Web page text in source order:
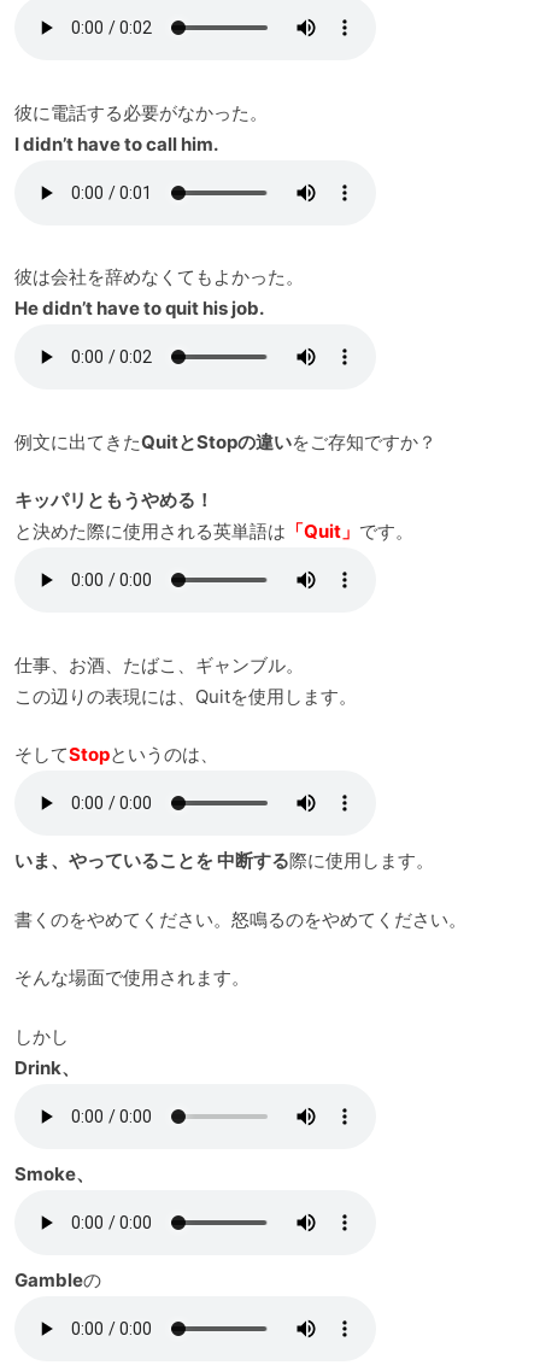
彼に電話する必要がなかった。
I didn’t have to call him.
彼は会社を辞めなくてもよかった。
He didn’t have to quit his job.
例文に出てきたQuitとStopの違いをご存知ですか？
キッパリともうやめる！
と決めた際に使用される英単語は 「Quit」 です。
仕事、お酒、たばこ、ギャンブル。
この辺りの表現には、Quitを使用します。
そしてStopというのは、
いま、やっていることを 中断する際に使用します。
書くのをやめてください。怒鳴るのをやめてください。
そんな場面で使用されます。
しかし
Drink、
Smoke、
Gambleの